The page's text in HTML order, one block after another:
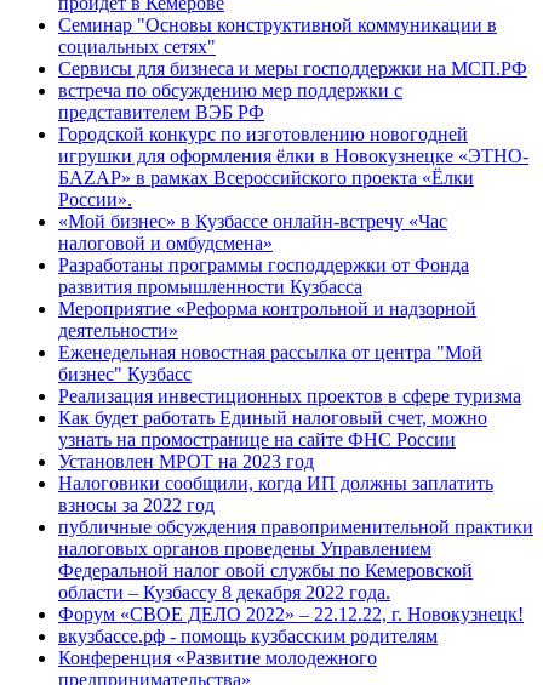
Семинар "Основы конструктивной коммуникации в
социальных сетях"
Сервисы для бизнеса и меры господдержки на МСП.РФ
встреча по обсуждению мер поддержки с
представителем ВЭБ РФ
Городской конкурс по изготовлению новогодней
игрушки для оформления ёлки в Новокузнецке «ЭТНО-
БАZАР» в рамках Всероссийского проекта «Ёлки
России».
«Мой бизнес» в Кузбассе онлайн-встречу «Час
налоговой и омбудсмена»
Разработаны программы господдержки от Фонда
развития промышленности Кузбасса
Мероприятие «Реформа контрольной и надзорной
деятельности»
Еженедельная новостная рассылка от центра "Мой
бизнес" Кузбасс
Реализация инвестиционных проектов в сфере туризма
Как будет работать Единый налоговый счет, можно
узнать на промостранице на сайте ФНС России
Установлен МРОТ на 2023 год
Налоговики сообщили, когда ИП должны заплатить
взносы за 2022 год
публичные обсуждения правоприменительной практики
налоговых органов проведены Управлением
Федеральной налог овой службы по Кемеровской
области – Кузбассу 8 декабря 2022 года.
Форум «СВОЕ ДЕЛО 2022» – 22.12.22, г. Новокузнецк!
вкузбассе.рф - помощь кузбасским родителям
Конференция «Развитие молодежного
предпринимательства»